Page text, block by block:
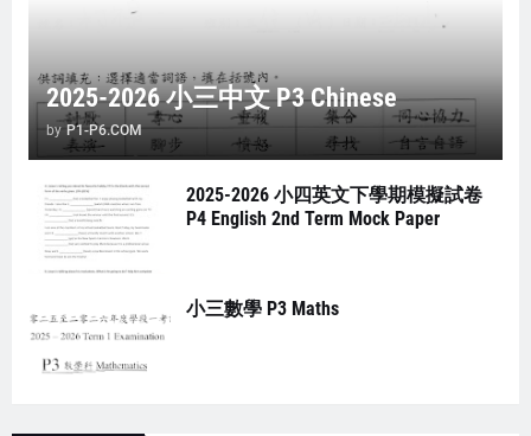
2025-2026 小三中文 P3 Chinese
by P1-P6.COM
2025-2026 小四英文下學期模擬試卷
P4 English 2nd Term Mock Paper
小三數學 P3 Maths